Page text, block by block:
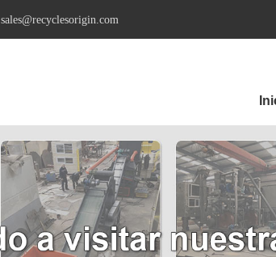
sales@recyclesorigin.com